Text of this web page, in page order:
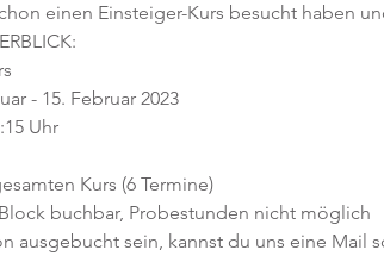
einen Einsteiger-Kurs besucht haben
- 15. Februar 2023
Uhr
Kurs (6 Termine)
buchbar, Probestunden nicht möglich
ausgebucht sein, kannst du uns eine Mail